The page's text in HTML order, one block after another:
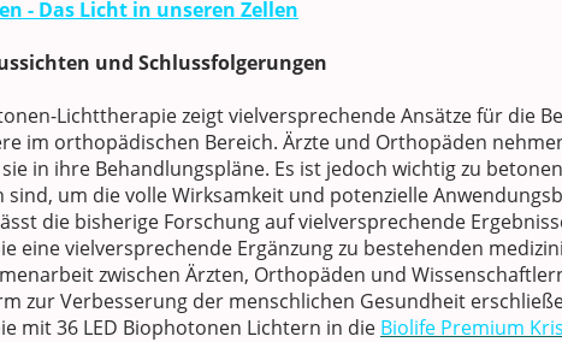
- Das Licht in unseren Zellen
und Schlussfolgerungen
Lichttherapie zeigt vielversprechende Ansätze für die
im orthopädischen Bereich. Ärzte und Orthopäden
in ihre Behandlungspläne. Es ist jedoch wichtig zu
um die volle Wirksamkeit und potenzielle
die bisherige Forschung auf vielversprechende
eine vielversprechende Ergänzung zu bestehenden
zwischen Ärzten, Orthopäden und
zur Verbesserung der menschlichen Gesundheit
mit 36 LED Biophotonen Lichtern in die Biolife Premium